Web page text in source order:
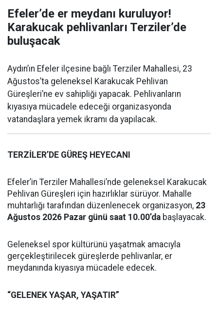
Efeler’de er meydanı kuruluyor!
Karakucak pehlivanları Terziler’de
buluşacak
Aydın’ın Efeler ilçesine bağlı Terziler Mahallesi, 23
Ağustos’ta geleneksel Karakucak Pehlivan
Güreşleri’ne ev sahipliği yapacak. Pehlivanların
kıyasıya mücadele edeceği organizasyonda
vatandaşlara yemek ikramı da yapılacak.
TERZİLER’DE GÜREŞ HEYECANI
Efeler’in Terziler Mahallesi’nde geleneksel Karakucak
Pehlivan Güreşleri için hazırlıklar sürüyor. Mahalle
muhtarlığı tarafından düzenlenecek organizasyon, 23
Ağustos 2026 Pazar günü saat 10.00’da başlayacak.
Geleneksel spor kültürünü yaşatmak amacıyla
gerçekleştirilecek güreşlerde pehlivanlar, er
meydanında kıyasıya mücadele edecek.
“GELENEK YAŞAR, YAŞATIR”